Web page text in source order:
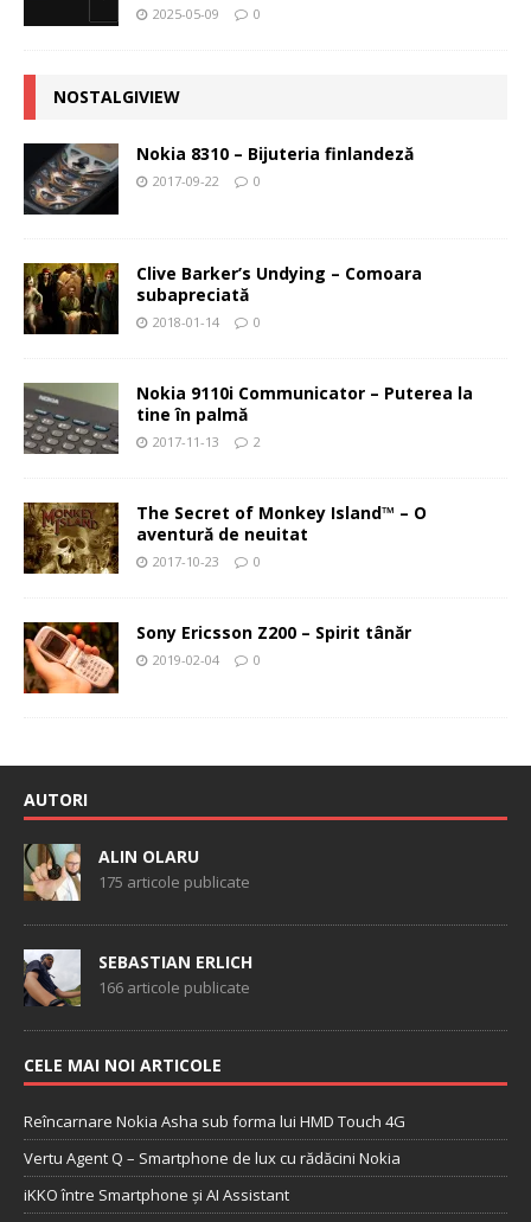
2025-05-09 0
NOSTALGIVIEW
Nokia 8310 – Bijuteria finlandeză
2017-09-22 0
Clive Barker’s Undying – Comoara
subapreciată
2018-01-14 0
Nokia 9110i Communicator – Puterea la
tine în palmă
2017-11-13 2
The Secret of Monkey Island™ – O
aventură de neuitat
2017-10-23 0
Sony Ericsson Z200 – Spirit tânăr
2019-02-04 0
AUTORI
ALIN OLARU
175 articole publicate
SEBASTIAN ERLICH
166 articole publicate
CELE MAI NOI ARTICOLE
Reîncarnare Nokia Asha sub forma lui HMD Touch 4G
Vertu Agent Q – Smartphone de lux cu rădăcini Nokia
iKKO între Smartphone și AI Assistant